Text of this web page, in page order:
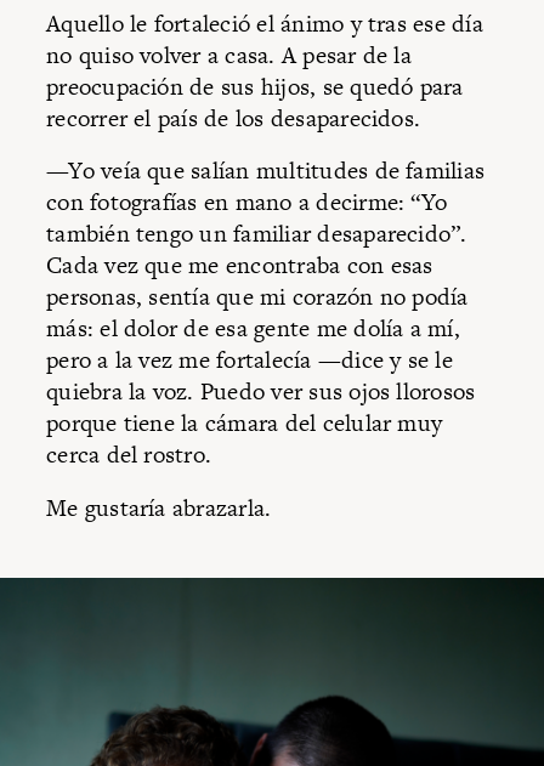
Aquello le fortaleció el ánimo y tras ese día
no quiso volver a casa. A pesar de la
preocupación de sus hijos, se quedó para
recorrer el país de los desaparecidos.
—Yo veía que salían multitudes de familias
con fotografías en mano a decirme: “Yo
también tengo un familiar desaparecido”.
Cada vez que me encontraba con esas
personas, sentía que mi corazón no podía
más: el dolor de esa gente me dolía a mí,
pero a la vez me fortalecía —dice y se le
quiebra la voz. Puedo ver sus ojos llorosos
porque tiene la cámara del celular muy
cerca del rostro.
Me gustaría abrazarla.